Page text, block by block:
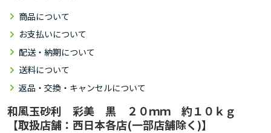
商品について
お支払いについて
配送・納期について
送料について
返品・交換・キャンセルについて
和風玉砂利 彩美 黒 ２０ｍｍ 約１０ｋｇ
【取扱店舗：西日本各店(一部店舗除く)】